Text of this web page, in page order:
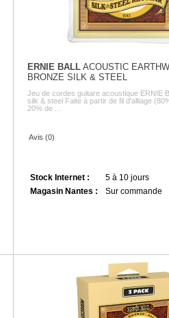
ERNIE BALL ACOUSTIC
BRONZE SILK & STEEL
Jeu de cordes guitare acoustique ERNIE
silk & steel Faite à partir de fil d'alliage
20% de ...
Avis (0)
Stock Internet :
5 à 10 jours
Magasin Nantes :
Sur commande